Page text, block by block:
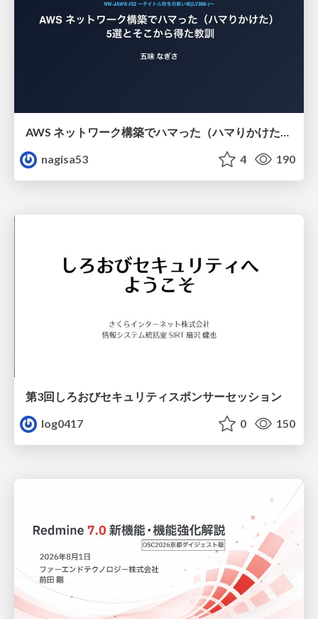
nagisa53
4 190
第3回しろおびセキュリティスポンサーセッション
log0417
0 150